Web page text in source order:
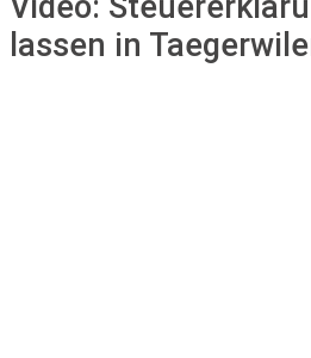
lassen in